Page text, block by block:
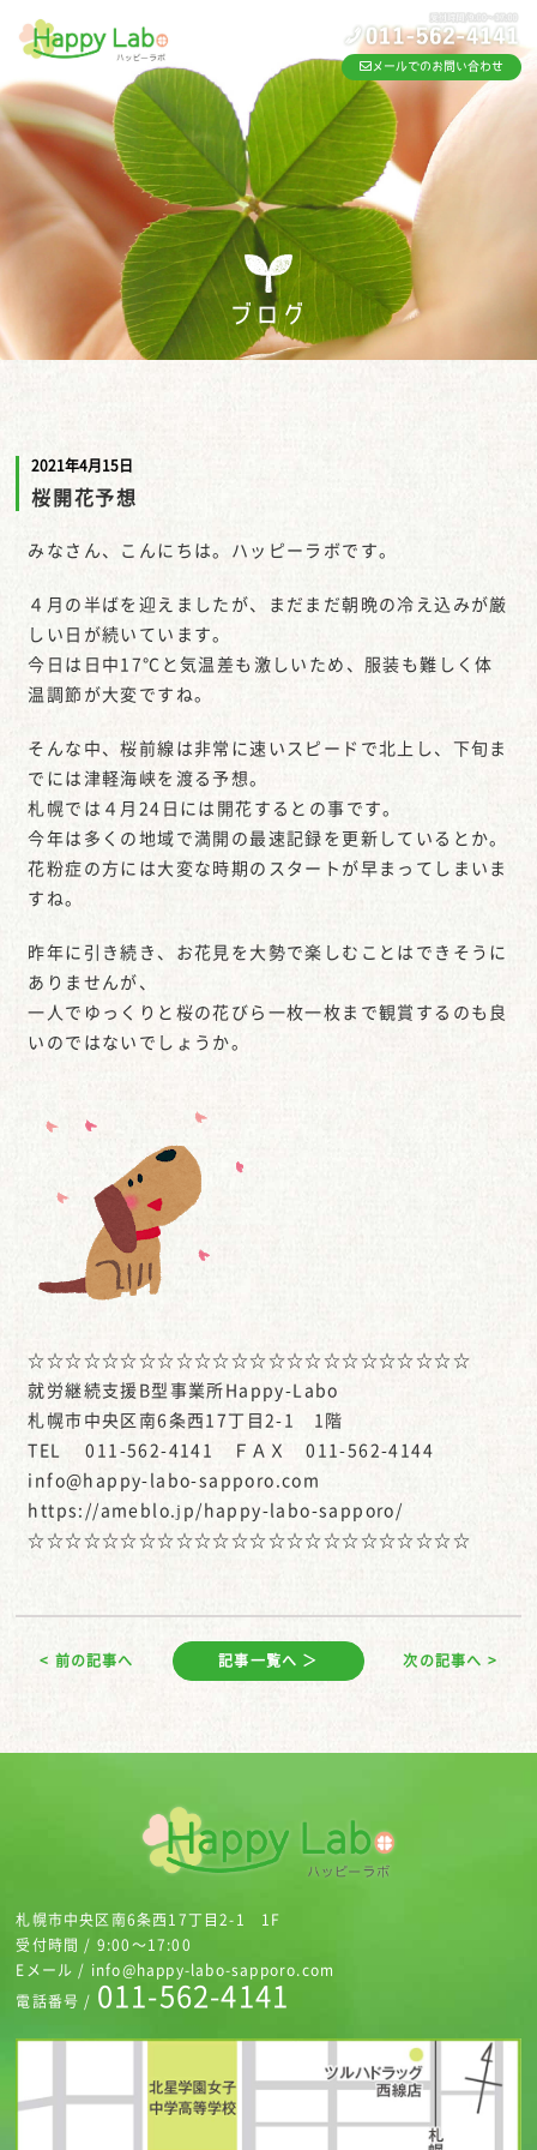
メールでのお問い合わせ
ブログ
2021年4月15日
桜開花予想
みなさん、こんにちは。ハッピーラボです。
４月の半ばを迎えましたが、まだまだ朝晩の冷え込みが厳
しい日が続いています。
今日は日中17℃と気温差も激しいため、服装も難しく体
温調節が大変ですね。
そんな中、桜前線は非常に速いスピードで北上し、下旬ま
でには津軽海峡を渡る予想。
札幌では４月24日には開花するとの事です。
今年は多くの地域で満開の最速記録を更新しているとか。
花粉症の方には大変な時期のスタートが早まってしまいま
すね。
昨年に引き続き、お花見を大勢で楽しむことはできそうに
ありませんが、
一人でゆっくりと桜の花びら一枚一枚まで観賞するのも良
いのではないでしょうか。
☆☆☆☆☆☆☆☆☆☆☆☆☆☆☆☆☆☆☆☆☆☆☆☆
就労継続支援B型事業所Happy-Labo
札幌市中央区南6条西17丁目2-1 1階
TEL 011-562-4141 ＦＡＸ 011-562-4144
info@happy-labo-sapporo.com
https://ameblo.jp/happy-labo-sapporo/
☆☆☆☆☆☆☆☆☆☆☆☆☆☆☆☆☆☆☆☆☆☆☆☆
< 前の記事へ 記事一覧へ ＞ 次の記事へ >
札幌市中央区南6条西17丁目2-1 1F
受付時間 / 9:00～17:00
Eメール / info@happy-labo-sapporo.com
電話番号 / 011-562-4141